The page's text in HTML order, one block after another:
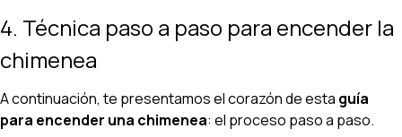
4. Técnica paso a paso para encender la
chimenea
A continuación, te presentamos el corazón de esta guía
para encender una chimenea: el proceso paso a paso.